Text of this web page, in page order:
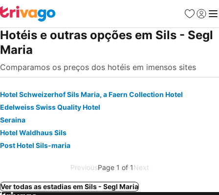
Favoritos
Iniciar
Hotéis e outras opções em Sils - Segl
Maria
Comparamos os preços dos hotéis em imensos sites
Hotel Schweizerhof Sils Maria, a Faern Collection Hotel
Edelweiss Swiss Quality Hotel
Seraina
Hotel Waldhaus Sils
Post Hotel Sils-maria
PreviousPage 1 of 1Next
Ver todas as estadias em Sils - Segl Maria